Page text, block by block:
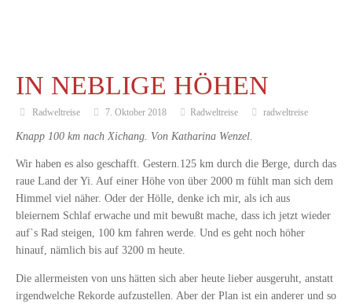
IN NEBLIGE HÖHEN
Radweltreise 7. Oktober 2018 Radweltreise radweltreise
Knapp 100 km nach Xichang. Von Katharina Wenzel.
Wir haben es also geschafft. Gestern.125 km durch die Berge, durch das
raue Land der Yi. Auf einer Höhe von über 2000 m fühlt man sich dem
Himmel viel näher. Oder der Hölle, denke ich mir, als ich aus
bleiernem Schlaf erwache und mit bewußt mache, dass ich jetzt wieder
auf`s Rad steigen, 100 km fahren werde. Und es geht noch höher
hinauf, nämlich bis auf 3200 m heute.
Die allermeisten von uns hätten sich aber heute lieber ausgeruht, anstatt
irgendwelche Rekorde aufzustellen. Aber der Plan ist ein anderer und so